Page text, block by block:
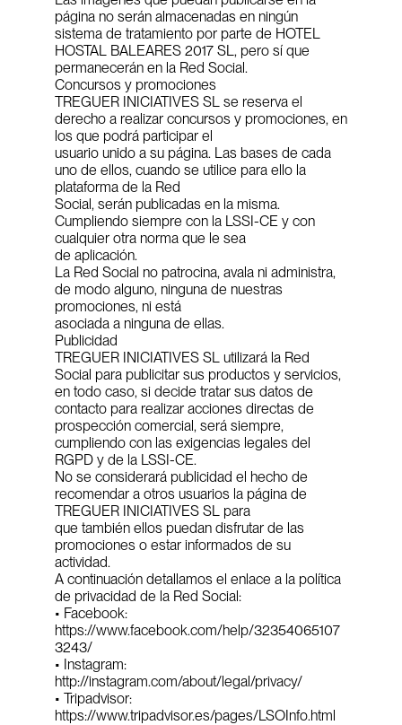
página no serán almacenadas en ningún
sistema de tratamiento por parte de HOTEL
HOSTAL BALEARES 2017 SL, pero sí que
permanecerán en la Red Social.
Concursos y promociones
TREGUER INICIATIVES SL se reserva el
derecho a realizar concursos y promociones, en
los que podrá participar el
usuario unido a su página. Las bases de cada
uno de ellos, cuando se utilice para ello la
plataforma de la Red
Social, serán publicadas en la misma.
Cumpliendo siempre con la LSSI-CE y con
cualquier otra norma que le sea
de aplicación.
La Red Social no patrocina, avala ni administra,
de modo alguno, ninguna de nuestras
promociones, ni está
asociada a ninguna de ellas.
Publicidad
TREGUER INICIATIVES SL utilizará la Red
Social para publicitar sus productos y servicios,
en todo caso, si decide tratar sus datos de
contacto para realizar acciones directas de
prospección comercial, será siempre,
cumpliendo con las exigencias legales del
RGPD y de la LSSI-CE.
No se considerará publicidad el hecho de
recomendar a otros usuarios la página de
TREGUER INICIATIVES SL para
que también ellos puedan disfrutar de las
promociones o estar informados de su
actividad.
A continuación detallamos el enlace a la política
de privacidad de la Red Social:
• Facebook:
https://www.facebook.com/help/32354065107
3243/
• Instagram:
http://instagram.com/about/legal/privacy/
• Tripadvisor:
https://www.tripadvisor.es/pages/LSOInfo.html